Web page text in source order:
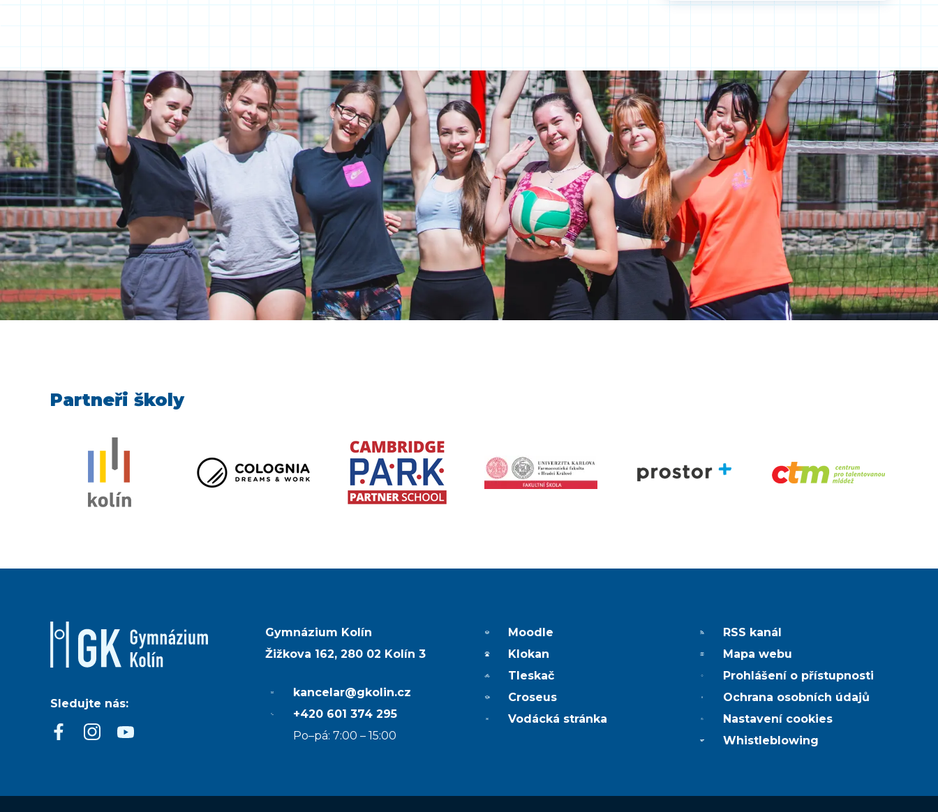
Partneři školy
Sledujte nás:
Gymnázium Kolín
Žižkova 162, 280 02 Kolín 3
kancelar@gkolin.cz
+420 601 374 295
Po–pá: 7:00 – 15:00
Moodle
Klokan
Tleskač
Croseus
Vodácká stránka
RSS kanál
Mapa webu
Prohlášení o přístupnosti
Ochrana osobních údajů
Nastavení cookies
Whistleblowing